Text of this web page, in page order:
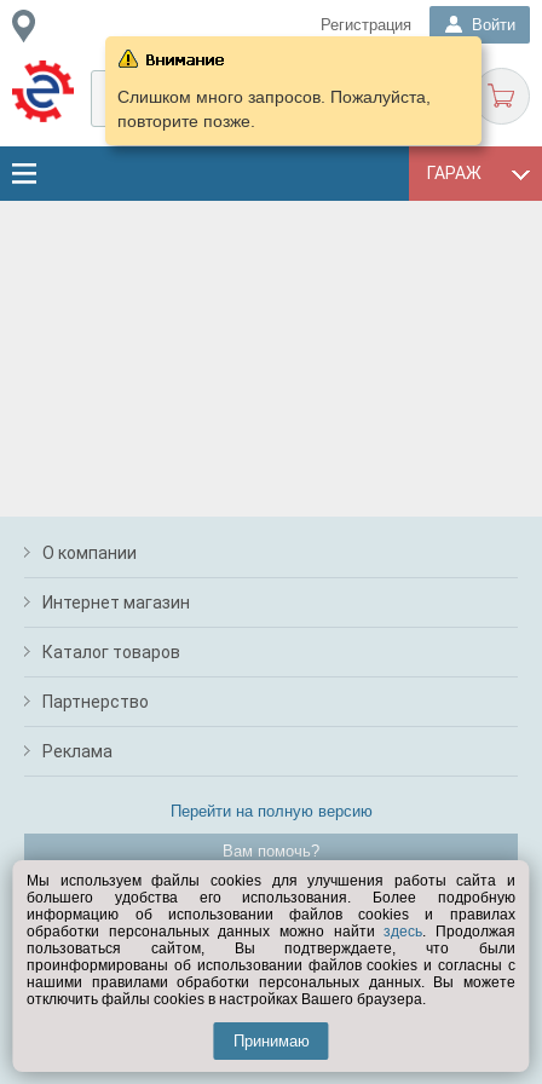
Регистрация Войти
ГАРАЖ
Слишком много запросов. Пожалуйста,
повторите позже.
О компании
Интернет магазин
Каталог товаров
Партнерство
Реклама
Перейти на полную версию
Вам помочь?
© Exist.ru 1998—2026
Мы используем файлы cookies для улучшения работы сайта и
большего удобства его использования. Более подробную
информацию об использовании файлов cookies и правилах
обработки персональных данных можно найтиздесь. Продолжая
пользоваться сайтом, Вы подтверждаете, что были
проинформированы об использовании файлов cookies и согласны с
нашими правилами обработки персональных данных. Вы можете
отключить файлы cookies в настройках Вашего браузера.
Принимаю